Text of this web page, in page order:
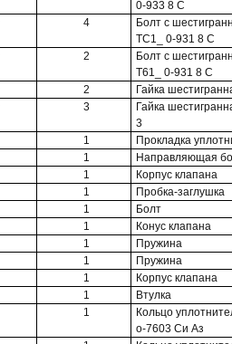
0-933 8 С
4
Болт с
ТС1_ 0-931 8 С
2
Болт с
Т61_ 0-931 8 С
2
Гайка
3
Гайка
3
1
Прокладка
1
Направляющая
1
Корпус клапана
1
Пробка-заглушка
1
Болт
1
Конус клапана
1
Пружина
1
Пружина
1
Корпус клапана
1
Втулка
1
Кольцо
о-7603 Си Аз